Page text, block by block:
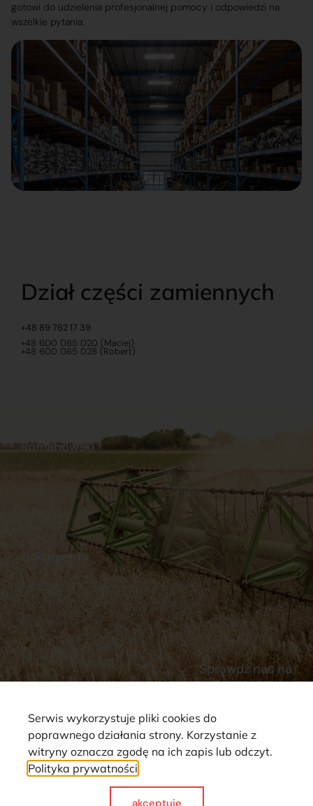
gotowi do udzielenia profesjonalnej pomocy i odpowiedzi na
wszelkie pytania.
Dział części zamiennych
+48 89 762 17 39
+48 600 065 020 (Maciej)
+48 600 065 028 (Robert)
Dokumenty
Regulamin
Polityka prywatności
Reklamacje i zwroty
Dostawy
Płatności
Romanowski
Sklep internetowy
Praca
Ubezpieczenia
Sprawdź nas na
Strona wykorzystuje pliki cookie. Wszystkie prawa zastrzeżone ©
Serwis wykorzystuje pliki cookies do
poprawnego działania strony. Korzystanie z
witryny oznacza zgodę na ich zapis lub odczyt.
Polityka prywatności
akceptuje